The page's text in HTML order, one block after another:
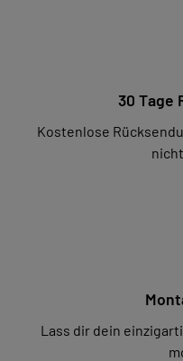
30 Tage
Kostenlose
Lass dir dein